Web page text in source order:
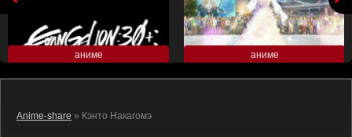
аниме аниме
Anime-share » Кэнто Накагомэ